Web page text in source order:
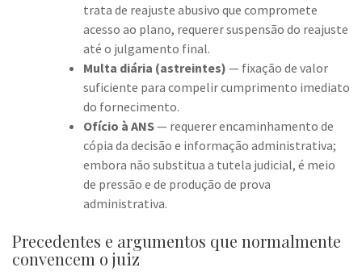
trata de reajuste abusivo que compromete
acesso ao plano, requerer suspensão do reajuste
até o julgamento final.
Multa diária (astreintes) — fixação de valor
suficiente para compelir cumprimento imediato
do fornecimento.
Ofício à ANS— requerer encaminhamento de
cópia da decisão e informação administrativa;
embora não substitua a tutela judicial, é meio
de pressão e de produção de prova
administrativa.
Precedentes e argumentos que normalmente
convencem o juiz